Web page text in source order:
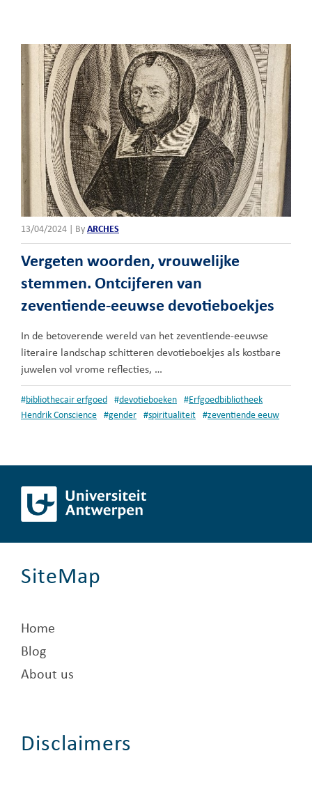
13/04/2024 By ARCHES
Vergeten woorden, vrouwelijke
stemmen. Ontcijferen van
zeventiende-eeuwse devotieboekjes
In de betoverende wereld van het zeventiende-eeuwse
literaire landschap schitteren devotieboekjes als kostbare
juwelen vol vrome reflecties, …
#bibliothecair erfgoed #devotieboeken #Erfgoedbibliotheek
Hendrik Conscience
#gender #spiritualiteit #zeventiende eeuw
SiteMap
Home
Blog
About us
Disclaimers